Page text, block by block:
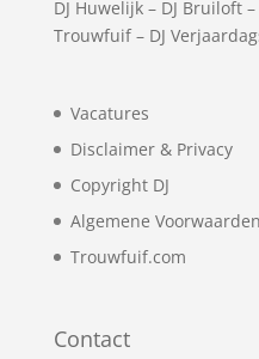
DJ Huwelijk– DJ Bruiloft–
Trouwfuif– DJ
Vacatures
Disclaimer & Privacy
Copyright DJ
Algemene Voorwaarden
Trouwfuif.com
Contact